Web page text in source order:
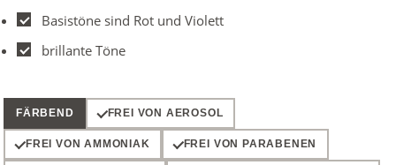
Basistöne sind Rot und Violett
brillante Töne
FÄRBEND FREI VON AEROSOL
FREI VON AMMONIAK FREI VON PARABENEN